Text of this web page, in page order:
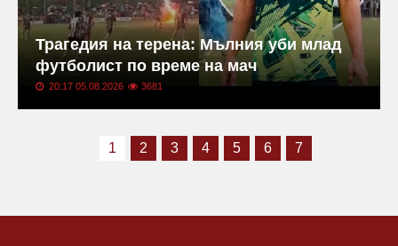
Трагедия на терена: Мълния уби млад
футболист по време на мач
20:17 05.08.2026 3681
1 2 3 4 5 6 7